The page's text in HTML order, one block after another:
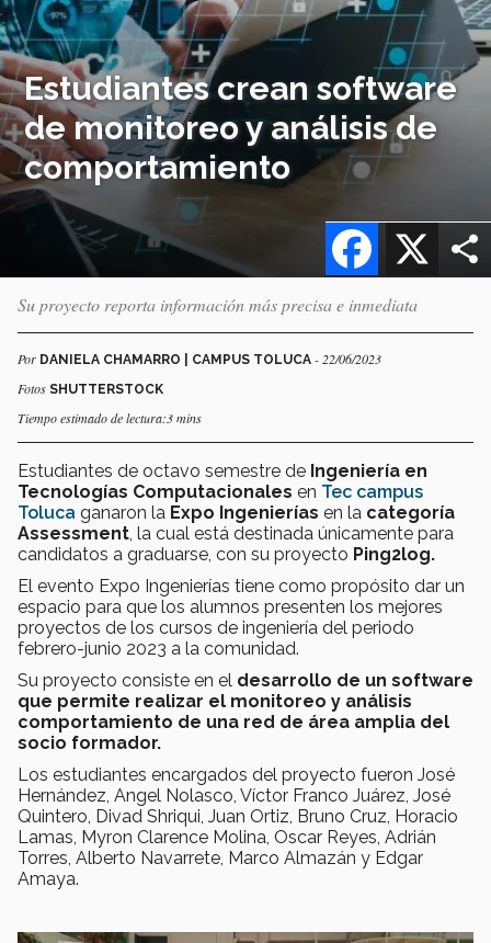
Estudiantes crean software
de monitoreo y análisis de
comportamiento
X
Facebook
Su proyecto reporta información más precisa e inmediata
Por DANIELA CHAMARRO | CAMPUS TOLUCA - 22/06/2023
Fotos SHUTTERSTOCK
Tiempo estimado de lectura:3 mins
Estudiantes de octavo semestre de Ingeniería en
Tecnologías Computacionales en Tec campus
Toluca ganaron la Expo Ingenierías en la categoría
Assessment , la cual está destinada únicamente para
candidatos a graduarse, con su proyecto Ping2log.
El evento Expo Ingenierías tiene como propósito dar un
espacio para que los alumnos presenten los mejores
proyectos de los cursos de ingeniería del periodo
febrero-junio 2023 a la comunidad.
Su proyecto consiste en el desarrollo de un software
que permite realizar el monitoreo y análisis
comportamiento de una red de área amplia del
socio formador.
Los estudiantes encargados del proyecto fueron José
Hernández, Angel Nolasco, Víctor Franco Juárez, José
Quintero, Divad Shriqui, Juan Ortiz, Bruno Cruz, Horacio
Lamas, Myron Clarence Molina, Oscar Reyes, Adrián
Torres, Alberto Navarrete, Marco Almazán y Edgar
Amaya.